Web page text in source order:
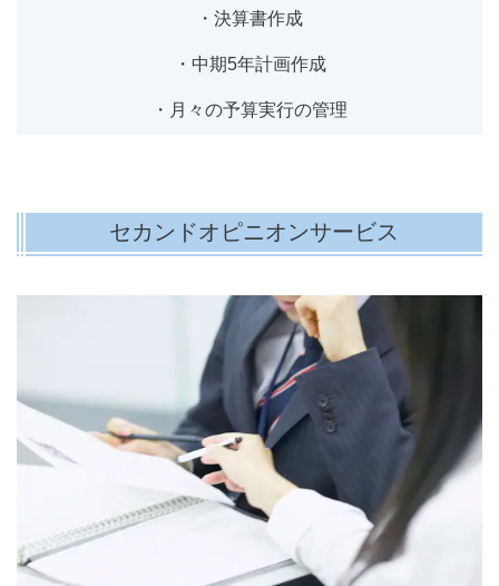
・決算書作成
・中期5年計画作成
・月々の予算実行の管理
セカンドオピニオンサービス